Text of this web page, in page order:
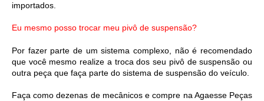
importados.
Eu mesmo posso trocar meu pivô de suspensão?
Por fazer parte de um sistema complexo, não é recomendado
que você mesmo realize a troca dos seu pivô de suspensão ou
outra peça que faça parte do sistema de suspensão do veículo.
Faça como dezenas de mecânicos e compre na Agaesse Peças